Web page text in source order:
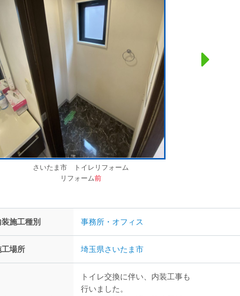
さいたま市 トイレリフォーム
リフォーム前
装施工種別 事務所・オフィス
工場所 埼玉県さいたま市
トイレ交換に伴い、内装工事も
行いました。